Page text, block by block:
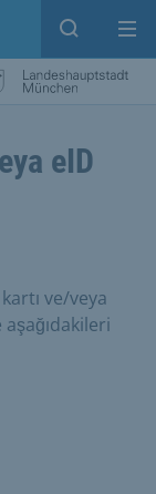
Open
eID
ve/veya